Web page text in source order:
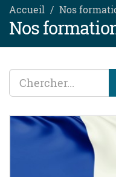
Accueil Nos
Nos